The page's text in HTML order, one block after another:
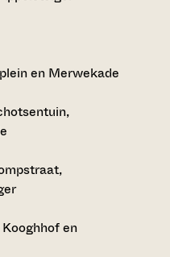
en Merwekade
en